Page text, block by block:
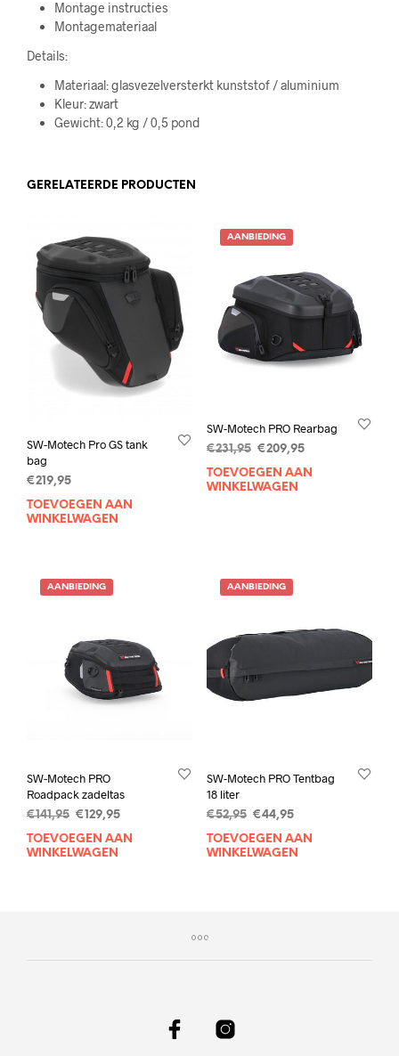
Montage instructies
Montagemateriaal
Details:
Materiaal: glasvezelversterkt kunststof / aluminium
Kleur: zwart
Gewicht: 0,2 kg / 0,5 pond
GERELATEERDE PRODUCTEN
SW-Motech Pro GS tank
bag
€219,95
TOEVOEGEN AAN
WINKELWAGEN
AANBIEDING
SW-Motech PRO Rearbag
€231,95 Oorspronkelijke
was:
€209,95Huidige
TOEVOEGEN AAN
WINKELWAGEN
AANBIEDING
SW-Motech PRO
Roadpack zadeltas
€141,95 Oorspronkelijke
prijs
was:
€129,95Huidige
prijs
TOEVOEGEN AAN
WINKELWAGEN
AANBIEDING
SW-Motech PRO Tentbag
18 liter
€52,95 Oorspronkelijke
prijs
was:
€44,95Huidige
prijs
is:
TOEVOEGEN AAN
WINKELWAGEN